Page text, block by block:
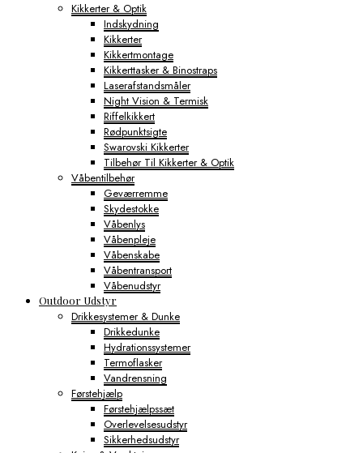
Kikkerter & Optik
Indskydning
Kikkerter
Kikkertmontage
Kikkerttasker & Binostraps
Laserafstandsmåler
Night Vision & Termisk
Riffelkikkert
Rødpunktsigte
Swarovski Kikkerter
Tilbehør Til Kikkerter & Optik
Våbentilbehør
Geværremme
Skydestokke
Våbenlys
Våbenpleje
Våbenskabe
Våbentransport
Våbenudstyr
Outdoor Udstyr
Drikkesystemer & Dunke
Drikkedunke
Hydrationssystemer
Termoflasker
Vandrensning
Førstehjælp
Førstehjælpssæt
Overlevelsesudstyr
Sikkerhedsudstyr